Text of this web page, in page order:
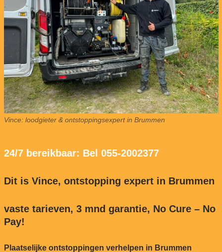
Vince: loodgieter & ontstoppingsexpert in Brummen
24/7 bereikbaar: Bel 055-2002377
Dit is Vince, ontstopping expert in Brummen
vaste tarieven, 3 mnd garantie, No Cure – No
Pay!
Plaatselijke ontstoppingen verhelpen in Brummen